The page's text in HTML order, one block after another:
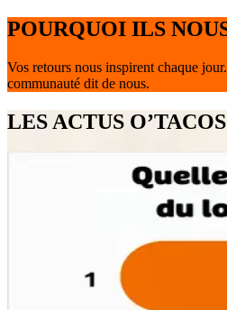
POURQUOI ILS
Vos retours nous inspirent chaque
communauté dit de nous.
LES ACTUS O’TACOS